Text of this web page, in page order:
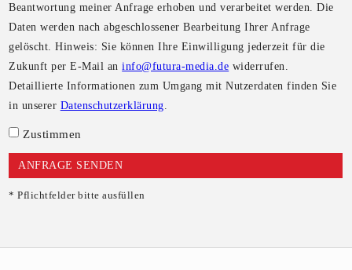
Beantwortung meiner Anfrage erhoben und verarbeitet werden. Die
Daten werden nach abgeschlossener Bearbeitung Ihrer Anfrage
gelöscht. Hinweis: Sie können Ihre Einwilligung jederzeit für die
Zukunft per E-Mail aninfo@futura-media.de widerrufen.
Detaillierte Informationen zum Umgang mit Nutzerdaten finden Sie
in unserer Datenschutzerklärung
Zustimmen
* Pflichtfelder bitte ausfüllen